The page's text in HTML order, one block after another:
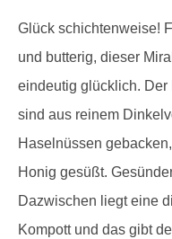
Glück schichtenweise!
und butterig, dieser
eindeutig glücklich.
sind aus reinem
Haselnüssen
Honig gesüßt.
Dazwischen liegt eine
Kompott und das gibt